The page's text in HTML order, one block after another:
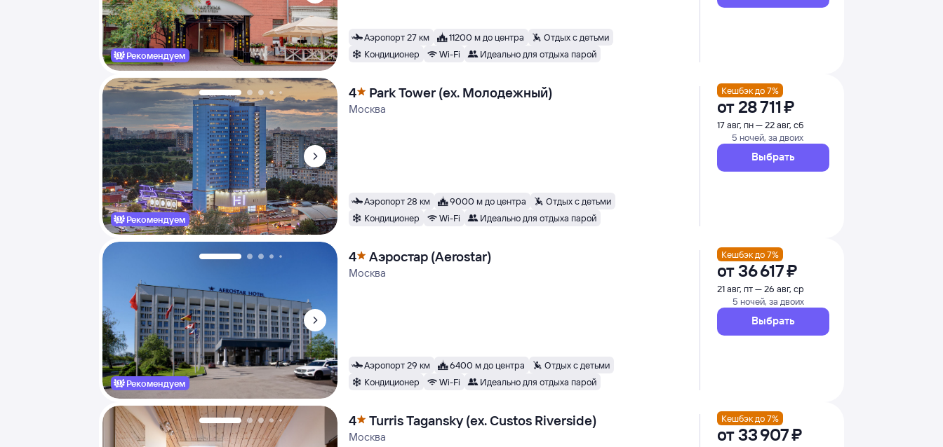
Рекомендуем
Аэропорт 27 км 11200 м до центра
Отдых с детьми
Кондиционер
Wi-Fi Идеально для отдыха парой
Рекомендуем
4 Park Tower (ex. Молодежный)
Москва
Аэропорт 28 км 9000 м до центра
Отдых с детьми
Кондиционер
Wi-Fi Идеально для отдыха парой
Кешбэк до 7%
от 28 ⁠711 ⁠₽
17 авг, пн — 22 авг, сб
5 ночей, за двоих
Выбрать
Рекомендуем
4 Аэростар (Aerostar)
Москва
Аэропорт 29 км 6400 м до центра
Отдых с детьми
Кондиционер
Wi-Fi Идеально для отдыха парой
Кешбэк до 7%
от36 ⁠617 ⁠₽
21 авг, пт — 26 авг, ср
5 ночей, за двоих
Выбрать
4 Turris Tagansky (ex. Custos Riverside)
Москва
Кешбэк до 7%
от33 ⁠907 ⁠₽